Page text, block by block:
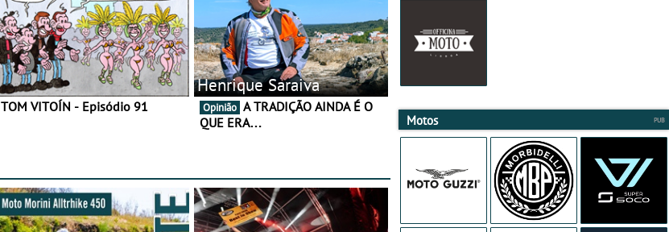
TOM VITOÍN - Episódio 91
Henrique Saraiva
Opinião
QUE ERA…
Motos